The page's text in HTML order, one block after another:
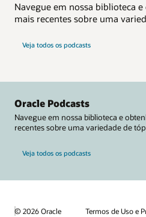
Navegue em nossa biblioteca
mais recentes sobre uma
Veja todos os podcasts
Oracle Podcasts
Navegue em nossa biblioteca e
recentes sobre uma variedade de
Veja todos os podcasts
© 2026 Oracle Termos de Uso e